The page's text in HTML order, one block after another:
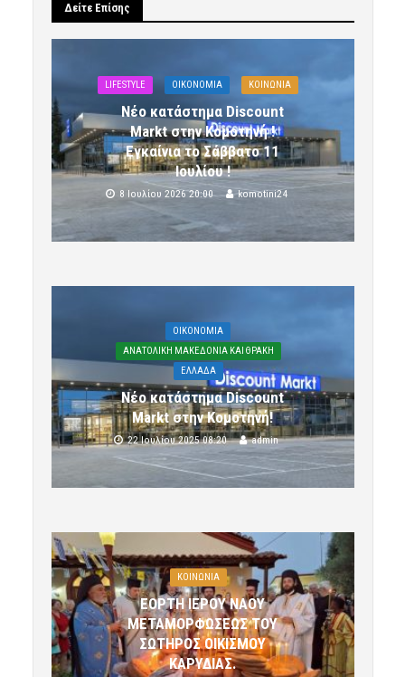
Δείτε Επίσης
LIFESTYLE OIKONOMIA ΚΟΙΝΩΝΙΑ
Νέο κατάστημα Discount
Markt στην Κομοτηνή !
Εγκαίνια το Σάββατο 11
Ιουλίου !
8 Ιουλίου 2026 20:00 komotini24
OIKONOMIA
ΑΝΑΤΟΛΙΚΗ ΜΑΚΕΔΟΝΙΑ ΚΑΙ ΘΡΑΚΗ
ΕΛΛΑΔΑ
Νέο κατάστημα Discount
Markt στην Κομοτηνή!
22 Ιουλίου 2025 08:20 admin
ΚΟΙΝΩΝΙΑ
ΕΟΡΤΗ ΙΕΡΟΥ ΝΑΟΥ
ΜΕΤΑΜΟΡΦΩΣΕΩΣ ΤΟΥ
ΣΩΤΗΡΟΣ ΟΙΚΙΣΜΟΥ
ΚΑΡΥΔΙΑΣ.